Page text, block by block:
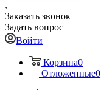
Заказать звонок
Задать вопрос
Войти
Корзина0
Отложенные0